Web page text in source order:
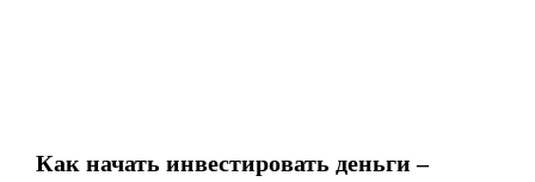
Как начать инвестировать деньги –